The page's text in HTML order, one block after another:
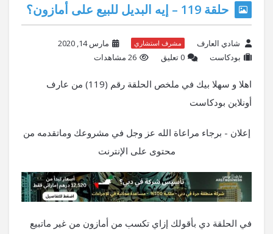
حلقة 119 – إيه البديل للبيع على أمازون؟
شادي العارف مشرف استشاري
مارس 14, 2020
بودكاست
‫0 تعليق 26 مشاهدات
اهلا و سهلا بيك في ملخص الحلقة رقم (119) من عارف
أونلاين بودكاست
إعلان - برجاء مراعاة الله عز وجل في مشروعك وماتقدمه من
محتوى على الإنترنت
في الحلقة دي بأقولك إزاي تكسب من أمازون من غير ماتبيع